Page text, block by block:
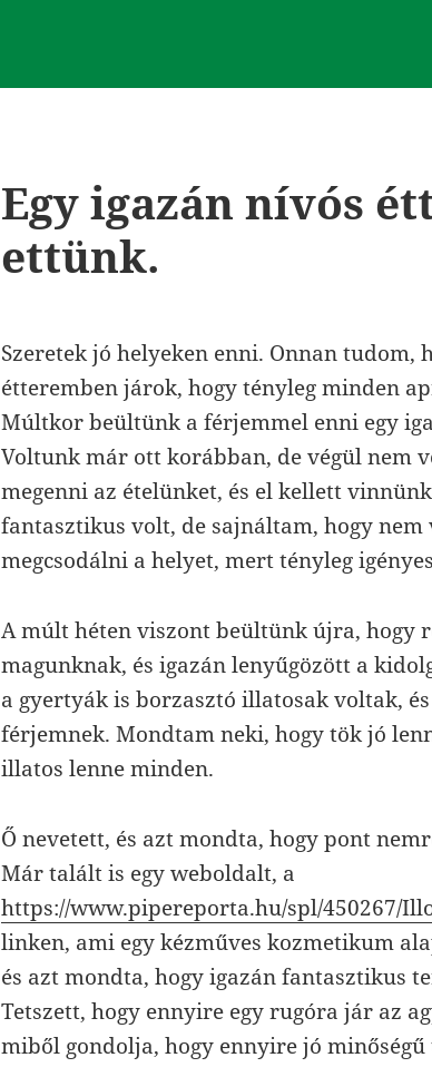
Egy igazán nívós
ettünk.
Szeretek jó helyeken enni. Onnan tudom,
étteremben járok, hogy tényleg minden
Múltkor beültünk a férjemmel enni egy
Voltunk már ott korábban, de végül nem
megenni az ételünket, és el kellett
fantasztikus volt, de sajnáltam, hogy
megcsodálni a helyet, mert tényleg
A múlt héten viszont beültünk újra, hogy
magunknak, és igazán lenyűgözött a
a gyertyák is borzasztó illatosak voltak,
férjemnek. Mondtam neki, hogy tök jó
illatos lenne minden.
Ő nevetett, és azt mondta, hogy pont
Már talált is egy weboldalt, a
https://www.pipereporta.hu/spl/450267/
linken, ami egy kézműves kozmetikum
és azt mondta, hogy igazán fantasztikus
Tetszett, hogy ennyire egy rugóra jár az
miből gondolja, hogy ennyire jó